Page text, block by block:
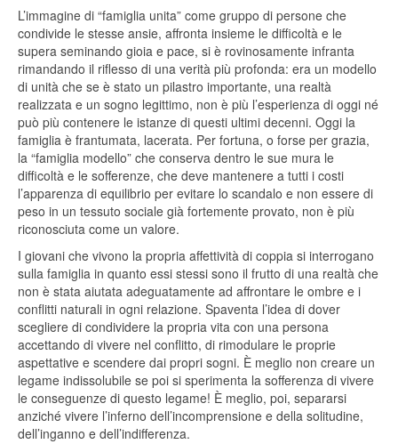
L’immagine di “famiglia unita” come gruppo di persone che
condivide le stesse ansie, affronta insieme le difficoltà e le
supera seminando gioia e pace, si è rovinosamente infranta
rimandando il riflesso di una verità più profonda: era un modello
di unità che se è stato un pilastro importante, una realtà
realizzata e un sogno legittimo, non è più l’esperienza di oggi né
può più contenere le istanze di questi ultimi decenni. Oggi la
famiglia è frantumata, lacerata. Per fortuna, o forse per grazia,
la “famiglia modello” che conserva dentro le sue mura le
difficoltà e le sofferenze, che deve mantenere a tutti i costi
l’apparenza di equilibrio per evitare lo scandalo e non essere di
peso in un tessuto sociale già fortemente provato, non è più
riconosciuta come un valore.
I giovani che vivono la propria affettività di coppia si interrogano
sulla famiglia in quanto essi stessi sono il frutto di una realtà che
non è stata aiutata adeguatamente ad affrontare le ombre e i
conflitti naturali in ogni relazione. Spaventa l’idea di dover
scegliere di condividere la propria vita con una persona
accettando di vivere nel conflitto, di rimodulare le proprie
aspettative e scendere dai propri sogni. È meglio non creare un
legame indissolubile se poi si sperimenta la sofferenza di vivere
le conseguenze di questo legame! È meglio, poi, separarsi
anziché vivere l’inferno dell’incomprensione e della solitudine,
dell’inganno e dell’indifferenza.